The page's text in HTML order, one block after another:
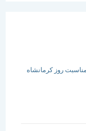
کرمانشاه